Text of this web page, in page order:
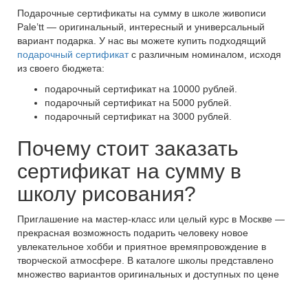
Подарочные сертификаты на сумму в школе живописи
Pale’tt — оригинальный, интересный и универсальный
вариант подарка. У нас вы можете купить подходящий
подарочный сертификатс различным номиналом, исходя
из своего бюджета:
подарочный сертификат на 10000 рублей.
подарочный сертификат на 5000 рублей.
подарочный сертификат на 3000 рублей.
Почему стоит заказать
сертификат на сумму в
школу рисования?
Приглашение на мастер-класс или целый курс в Москве —
прекрасная возможность подарить человеку новое
увлекательное хобби и приятное времяпровождение в
творческой атмосфере. В каталоге школы представлено
множество вариантов оригинальных и доступных по цене